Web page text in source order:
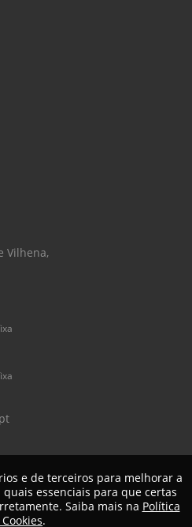
Vilhena,
e de terceiros para melhorar a
essenciais para que certas
Saiba mais na Política
.